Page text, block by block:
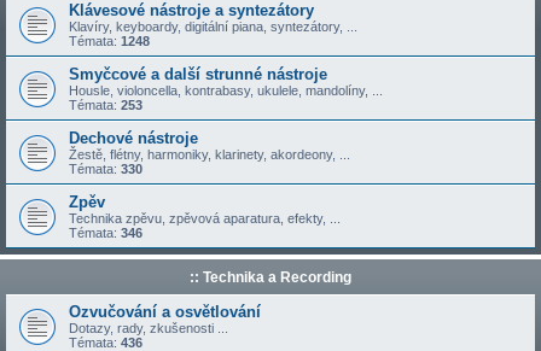
Klávesové nástroje a syntezátory
Klavíry, keyboardy, digitální piana, syntezátory, ...
Témata: 1248
Smyčcové a další strunné nástroje
Housle, violoncella, kontrabasy, ukulele, mandolíny, ...
Témata: 253
Dechové nástroje
Žestě, flétny, harmoniky, klarinety, akordeony, ...
Témata: 330
Zpěv
Technika zpěvu, zpěvová aparatura, efekty, ...
Témata: 346
:: Technika a Recording
Ozvučování a osvětlování
Dotazy, rady, zkušenosti ...
Témata: 436